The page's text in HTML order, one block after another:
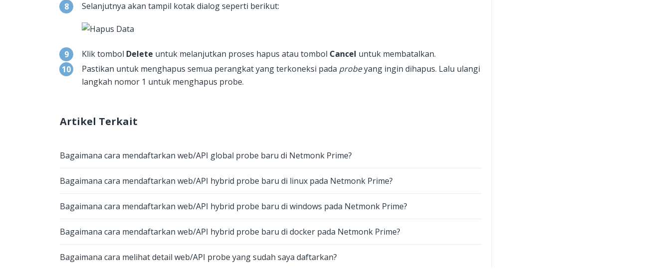
Selanjutnya akan tampil kotak dialog seperti berikut:
Klik tombol Delete untuk melanjutkan proses hapus atau tombol Cancel untuk membatalkan.
Pastikan untuk menghapus semua perangkat yang terkoneksi pada probeyang ingin dihapus. Lalu ulangi
langkah nomor 1 untuk menghapus probe.
Artikel Terkait
Bagaimana cara mendaftarkan web/API global probe baru di Netmonk Prime?
Bagaimana cara mendaftarkan web/API hybrid probe baru di linux pada Netmonk Prime?
Bagaimana cara mendaftarkan web/API hybrid probe baru di windows pada Netmonk Prime?
Bagaimana cara mendaftarkan web/API hybrid probe baru di docker pada Netmonk Prime?
Bagaimana cara melihat detail web/API probe yang sudah saya daftarkan?